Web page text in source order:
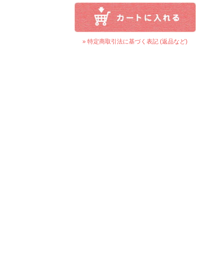
» 特定商取引法に基づく表記 (返品など)